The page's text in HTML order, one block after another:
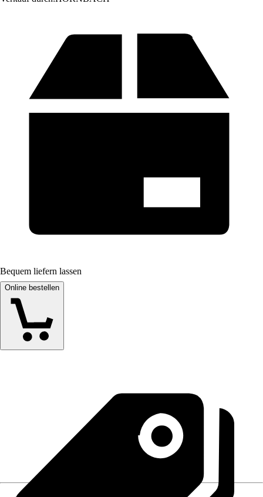
Bequem liefern lassen
Online bestellen